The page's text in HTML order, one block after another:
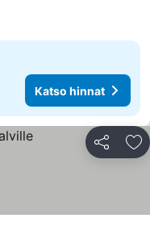
Katso hinnat
Jaa